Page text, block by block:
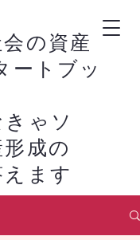
の資産
ートブッ
ゃソ
成の
ます